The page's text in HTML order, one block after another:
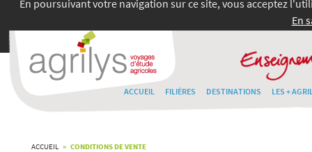
En poursuivant votre navigation sur ce site, vous acceptez
En
ACCUEIL FILIÈRES DESTINATIONS LES +
ACCUEIL » CONDITIONS DE VENTE